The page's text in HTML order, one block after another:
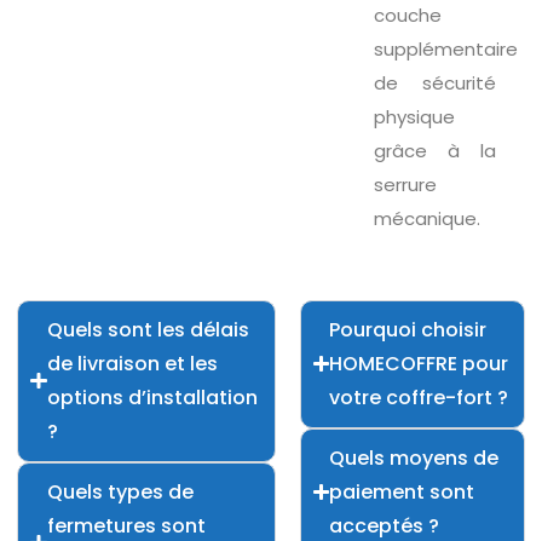
couche
supplémentaire
de sécurité
physique
grâce à la
serrure
mécanique.
Quels sont les délais
de livraison et les
options d’installation
?
Quels types de
fermetures sont
Pourquoi choisir
HOMECOFFRE pour
votre coffre-fort ?
Quels moyens de
paiement sont
acceptés ?